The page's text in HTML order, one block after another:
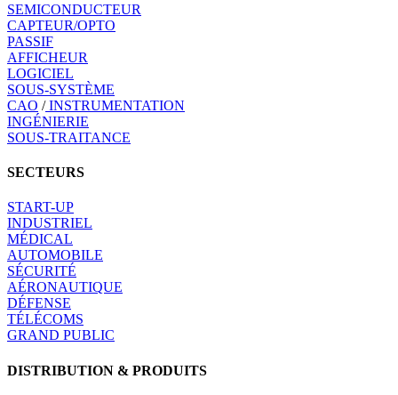
SEMICONDUCTEUR
CAPTEUR/OPTO
PASSIF
AFFICHEUR
LOGICIEL
SOUS-SYSTÈME
CAO /INSTRUMENTATION
INGÉNIERIE
SOUS-TRAITANCE
SECTEURS
START-UP
INDUSTRIEL
MÉDICAL
AUTOMOBILE
SÉCURITÉ
AÉRONAUTIQUE
DÉFENSE
TÉLÉCOMS
GRAND PUBLIC
DISTRIBUTION & PRODUITS